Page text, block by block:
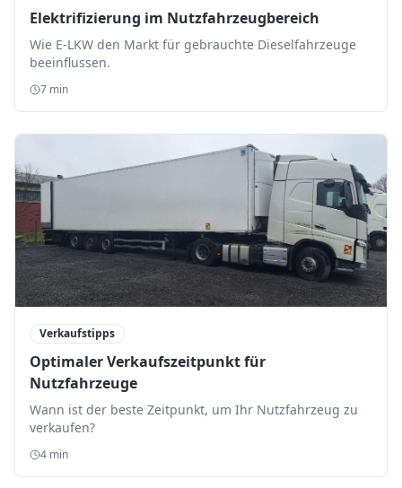
Elektrifizierung im Nutzfahrzeugbereich
Wie E-LKW den Markt für gebrauchte Dieselfahrzeuge
beeinflussen.
7 min
Verkaufstipps
Optimaler Verkaufszeitpunkt für
Nutzfahrzeuge
Wann ist der beste Zeitpunkt, um Ihr Nutzfahrzeug zu
verkaufen?
4 min